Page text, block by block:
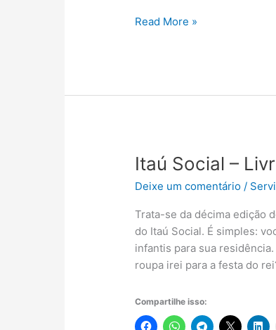
Ferramenta
Monografis
Read More »
Itaú Social –
Deixe um comentário /
Trata-se da décima edição
do Itaú Social. É simples:
infantis para sua
roupa irei para a festa do
Compartilhe isso: